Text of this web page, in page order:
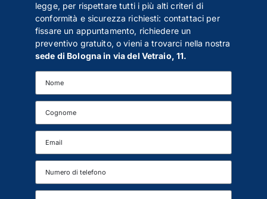
legge, per rispettare tutti i più alti criteri di
conformità e sicurezza richiesti: contattaci per
fissare un appuntamento, richiedere un
preventivo gratuito, o vieni a trovarci nella nostra
sede di Bologna in via del Vetraio, 11.